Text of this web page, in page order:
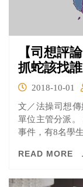
【司想評
抓蛇該找誰
2018-10-01
文／法操司想
單位主管分派
事件，有8名學
READ MORE